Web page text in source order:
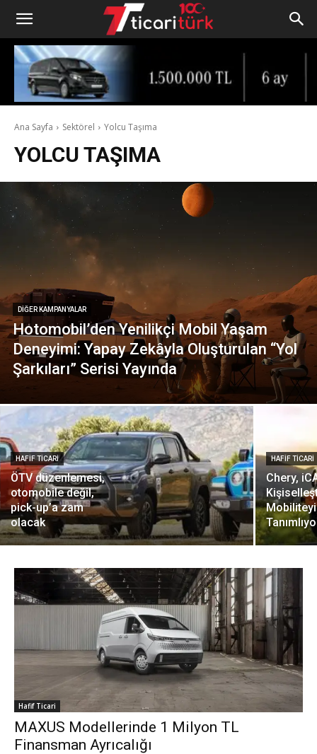
Ana Sayfa Sektörel Yolcu Taşıma
YOLCU TAŞIMA
DIĞER KAMPANYALAR
Hotomobil’den Yenilikçi Mobil Yaşam
Deneyimi: Yapay Zekâyla Oluşturulan “Yol
Şarkıları” Serisi Yayında
HAFIF TICARI
ÖTV düzenlemesi,
otomobile değil,
pick-up’a zam
olacak
HAFIF TICARI
Chery,
Hafif Ticari
MAXUS Modellerinde 1 Milyon TL
Finansman Ayrıcalığı